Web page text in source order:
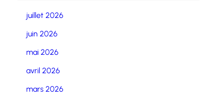
juillet 2026
juin 2026
mai 2026
avril 2026
mars 2026